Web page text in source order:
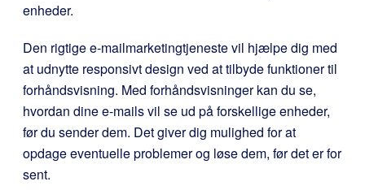
enheder.
Den rigtige e-mailmarketingtjeneste vil hjælpe dig med
at udnytte responsivt design ved at tilbyde funktioner til
forhåndsvisning. Med forhåndsvisninger kan du se,
hvordan dine e-mails vil se ud på forskellige enheder,
før du sender dem. Det giver dig mulighed for at
opdage eventuelle problemer og løse dem, før det er for
sent.